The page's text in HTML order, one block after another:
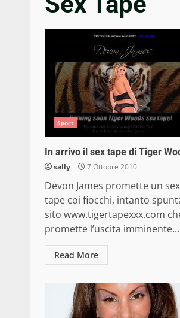
Sport
In arrivo il sex tape di Tiger
sally 7 Ottobre 2010
Devon James promette un sex
tape coi fiocchi, intanto
sito www.tigertapexxx.com
promette l’uscita imminente...
Read More